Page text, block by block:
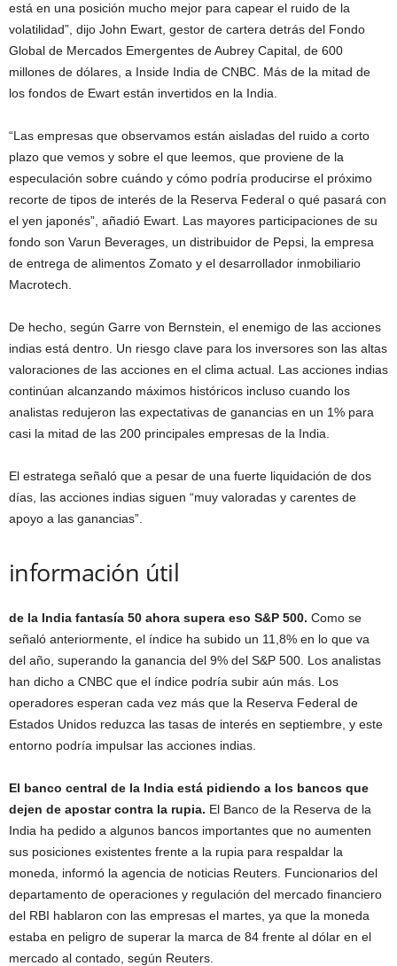
está en una posición mucho mejor para capear el ruido de la
volatilidad”, dijo John Ewart, gestor de cartera detrás del Fondo
Global de Mercados Emergentes de Aubrey Capital, de 600
millones de dólares, a Inside India de CNBC. Más de la mitad de
los fondos de Ewart están invertidos en la India.
“Las empresas que observamos están aisladas del ruido a corto
plazo que vemos y sobre el que leemos, que proviene de la
especulación sobre cuándo y cómo podría producirse el próximo
recorte de tipos de interés de la Reserva Federal o qué pasará con
el yen japonés”, añadió Ewart. Las mayores participaciones de su
fondo son Varun Beverages, un distribuidor de Pepsi, la empresa
de entrega de alimentos Zomato y el desarrollador inmobiliario
Macrotech.
De hecho, según Garre von Bernstein, el enemigo de las acciones
indias está dentro. Un riesgo clave para los inversores son las altas
valoraciones de las acciones en el clima actual. Las acciones indias
continúan alcanzando máximos históricos incluso cuando los
analistas redujeron las expectativas de ganancias en un 1% para
casi la mitad de las 200 principales empresas de la India.
El estratega señaló que a pesar de una fuerte liquidación de dos
días, las acciones indias siguen “muy valoradas y carentes de
apoyo a las ganancias”.
información útil
de la India fantasía 50 ahora supera eso S&P 500. Como se
señaló anteriormente, el índice ha subido un 11,8% en lo que va
del año, superando la ganancia del 9% del S&P 500. Los analistas
han dicho a CNBC que el índice podría subir aún más. Los
operadores esperan cada vez más que la Reserva Federal de
Estados Unidos reduzca las tasas de interés en septiembre, y este
entorno podría impulsar las acciones indias.
El banco central de la India está pidiendo a los bancos que
dejen de apostar contra la rupia. El Banco de la Reserva de la
India ha pedido a algunos bancos importantes que no aumenten
sus posiciones existentes frente a la rupia para respaldar la
moneda, informó la agencia de noticias Reuters. Funcionarios del
departamento de operaciones y regulación del mercado financiero
del RBI hablaron con las empresas el martes, ya que la moneda
estaba en peligro de superar la marca de 84 frente al dólar en el
mercado al contado, según Reuters.